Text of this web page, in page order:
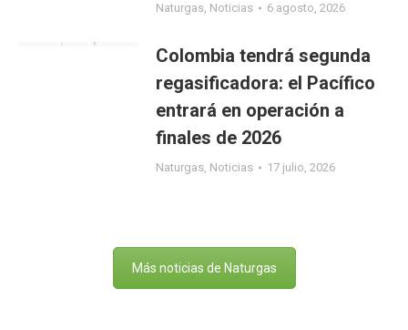
Naturgas, Noticias 6 agosto, 2026
Colombia tendrá segunda
regasificadora: el Pacífico
entrará en operación a
finales de 2026
Naturgas, Noticias 17 julio, 2026
Más noticias de Naturgas